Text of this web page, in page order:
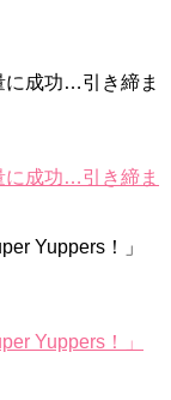
に成功…引き締ま
に成功…引き締ま
Yuppers！」
Yuppers！」